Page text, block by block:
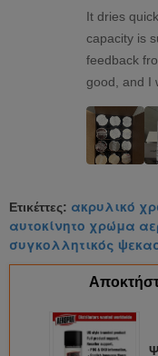
It dries
capacity is
feedback
good, and I
Ετικέττες: ακρυλικό
αυτοκίνητο χρώμα
συγκολλητικός